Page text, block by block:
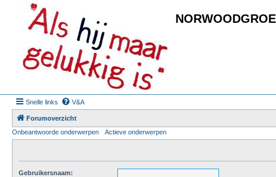
Snelle links V&A
Forumoverzicht
Onbeantwoorde onderwerpen
Actieve onderwerpen
Gebruikersnaam: